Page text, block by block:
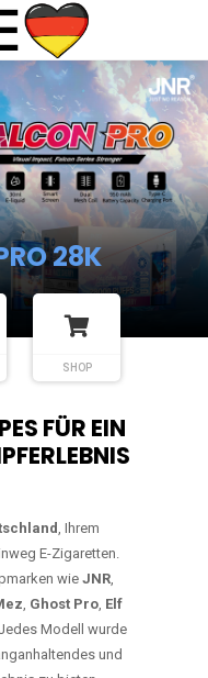
MAX
SHOP
FÜR EIN
, Ihrem
E-Zigaretten.
wie JNR,
, Ghost Pro, Elf
Modell wurde
und